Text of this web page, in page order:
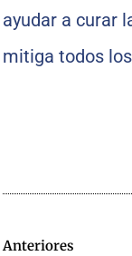
ayudar a curar
mitiga todos
Anteriores